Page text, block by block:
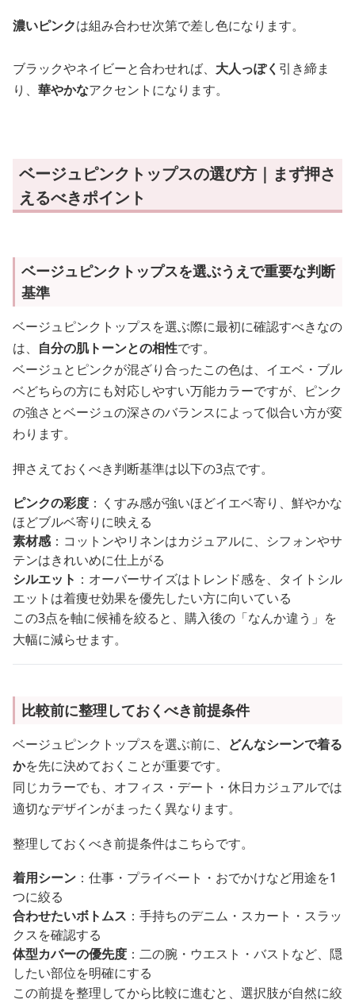
濃いピンクは組み合わせ次第で差し色になります。
ブラックやネイビーと合わせれば、 大人っぽく 引き締ま
り、 華やかなアクセントになります。
ベージュピンクトップスの選び方｜まず押さ
えるべきポイント
ベージュピンクトップスを選ぶうえで重要な判断
基準
ベージュピンクトップスを選ぶ際に最初に確認すべきなの
は、 自分の肌トーンとの相性です。
ベージュとピンクが混ざり合ったこの色は、イエベ・ブル
ベどちらの方にも対応しやすい万能カラーですが、ピンク
の強さとベージュの深さのバランスによって似合い方が変
わります。
押さえておくべき判断基準は以下の3点です。
ピンクの彩度 ：くすみ感が強いほどイエベ寄り、鮮やかな
ほどブルベ寄りに映える
素材感：コットンやリネンはカジュアルに、シフォンやサ
テンはきれいめに仕上がる
シルエット ：オーバーサイズはトレンド感を、タイトシル
エットは着痩せ効果を優先したい方に向いている
この3点を軸に候補を絞ると、購入後の「なんか違う」を
大幅に減らせます。
比較前に整理しておくべき前提条件
ベージュピンクトップスを選ぶ前に、 どんなシーンで着る
かを先に決めておくことが重要です。
同じカラーでも、オフィス・デート・休日カジュアルでは
適切なデザインがまったく異なります。
整理しておくべき前提条件はこちらです。
着用シーン ：仕事・プライベート・おでかけなど用途を1
つに絞る
合わせたいボトムス ：手持ちのデニム・スカート・スラッ
クスを確認する
体型カバーの優先度 ：二の腕・ウエスト・バストなど、隠
したい部位を明確にする
この前提を整理してから比較に進むと、選択肢が自然に絞